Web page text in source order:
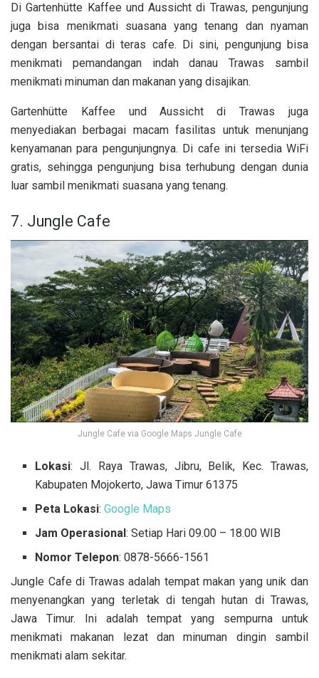
Di Gartenhütte Kaffee und Aussicht di Trawas, pengunjung
juga bisa menikmati suasana yang tenang dan nyaman
dengan bersantai di teras cafe. Di sini, pengunjung bisa
menikmati pemandangan indah danau Trawas sambil
menikmati minuman dan makanan yang disajikan.
Gartenhütte Kaffee und Aussicht di Trawas juga
menyediakan berbagai macam fasilitas untuk menunjang
kenyamanan para pengunjungnya. Di cafe ini tersedia WiFi
gratis, sehingga pengunjung bisa terhubung dengan dunia
luar sambil menikmati suasana yang tenang.
7. Jungle Cafe
Jungle Cafe via Google Maps Jungle Cafe
Lokasi: Jl. Raya Trawas, Jibru, Belik, Kec. Trawas,
Kabupaten Mojokerto, Jawa Timur 61375
Peta Lokasi:Google Maps
Jam Operasional: Setiap Hari 09.00 – 18.00 WIB
Nomor Telepon:0878-5666-1561
Jungle Cafe di Trawas adalah tempat makan yang unik dan
menyenangkan yang terletak di tengah hutan di Trawas,
Jawa Timur. Ini adalah tempat yang sempurna untuk
menikmati makanan lezat dan minuman dingin sambil
menikmati alam sekitar.